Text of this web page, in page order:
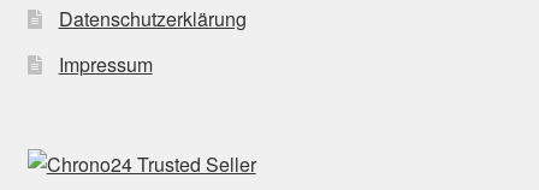
Datenschutzerklärung
Impressum